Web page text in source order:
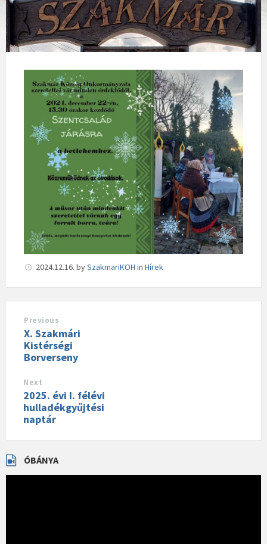
2024.12.16. bySzakmariKOH in Hírek
Previous
X. Szakmári
Kistérségi
Borverseny
Next
2025. évi I. félévi
hulladékgyűjtési
naptár
ÓBÁNYA